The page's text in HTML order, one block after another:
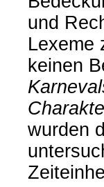
und
Lexeme
keinen
wurden